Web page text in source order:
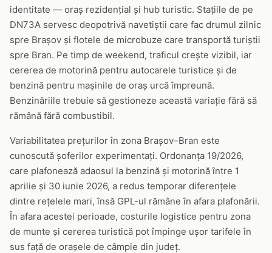
identitate — oraș rezidențial și hub turistic. Stațiile de pe
DN73A servesc deopotrivă navetiștii care fac drumul zilnic
spre Brașov și flotele de microbuze care transportă turiștii
spre Bran. Pe timp de weekend, traficul crește vizibil, iar
cererea de motorină pentru autocarele turistice și de
benzină pentru mașinile de oraș urcă împreună.
Benzinăriile trebuie să gestioneze această variație fără să
rămână fără combustibil.
Variabilitatea prețurilor în zona Brașov–Bran este
cunoscută șoferilor experimentați. Ordonanța 19/2026,
care plafonează adaosul la benzină și motorină între 1
aprilie și 30 iunie 2026, a redus temporar diferențele
dintre rețelele mari, însă GPL-ul rămâne în afara plafonării.
În afara acestei perioade, costurile logistice pentru zona
de munte și cererea turistică pot împinge ușor tarifele în
sus față de orașele de câmpie din județ.